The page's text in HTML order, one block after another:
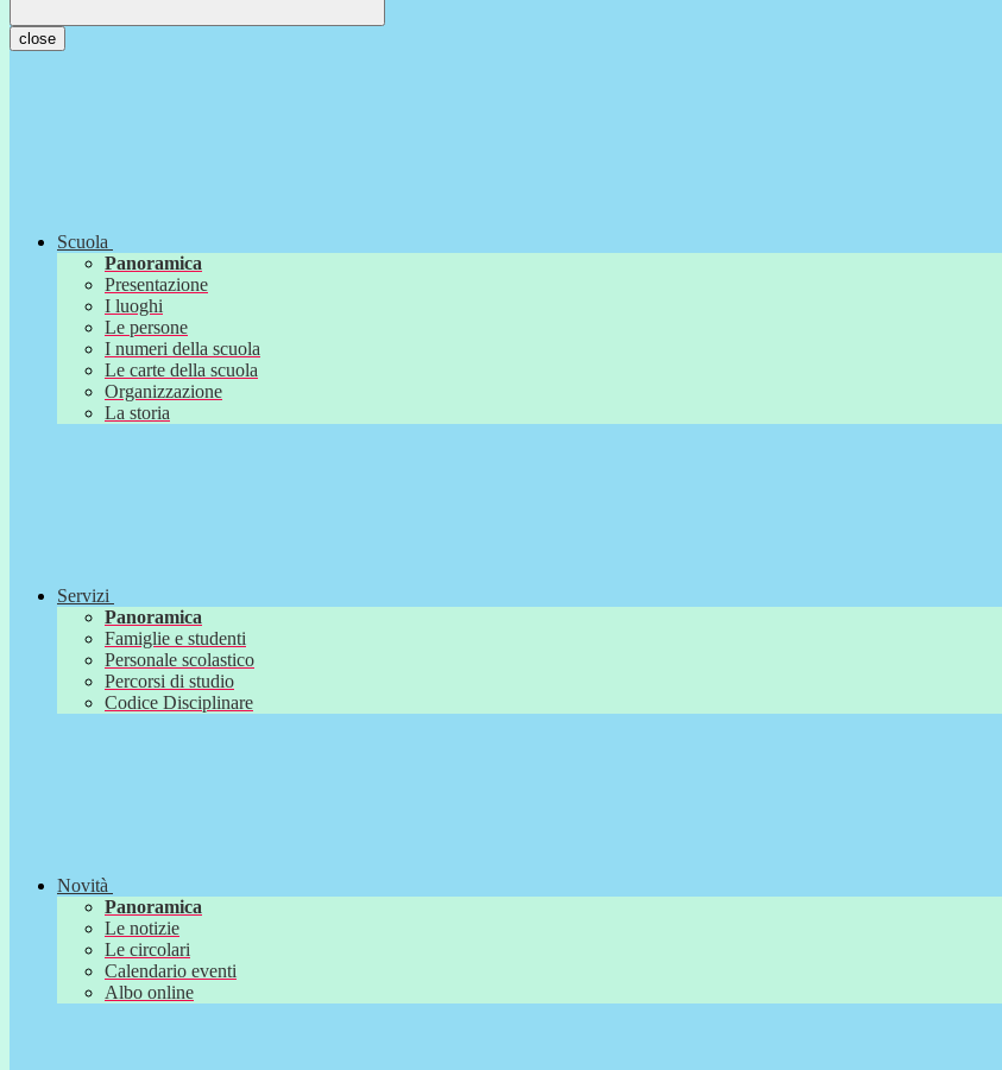
close
Scuola
Panoramica
Presentazione
I luoghi
Le persone
I numeri della scuola
Le carte della scuola
Organizzazione
La storia
Servizi
Panoramica
Famiglie e studenti
Personale scolastico
Percorsi di studio
Codice Disciplinare
Novità
Panoramica
Le notizie
Le circolari
Calendario eventi
Albo online